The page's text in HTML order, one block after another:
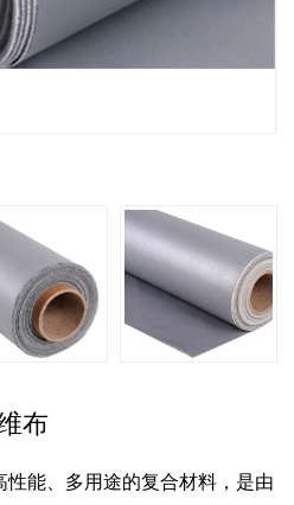
布
能、多用途的复合材料，是由